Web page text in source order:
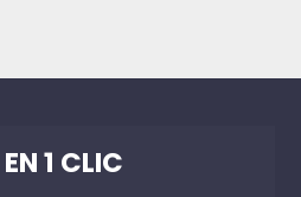
EN 1 CLIC